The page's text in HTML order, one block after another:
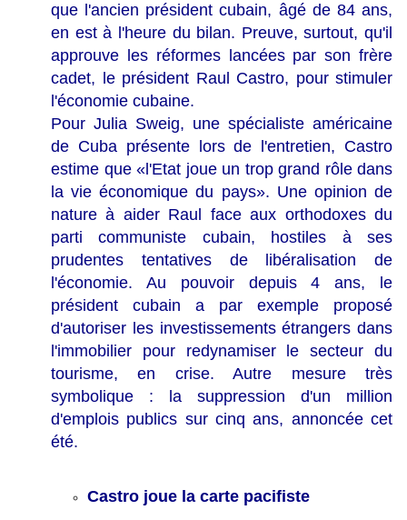
que l'ancien président cubain, âgé de 84 ans,
en est à l'heure du bilan. Preuve, surtout, qu'il
approuve les réformes lancées par son frère
cadet, le président Raul Castro, pour stimuler
l'économie cubaine.
Pour Julia Sweig, une spécialiste américaine
de Cuba présente lors de l'entretien, Castro
estime que «l'Etat joue un trop grand rôle dans
la vie économique du pays». Une opinion de
nature à aider Raul face aux orthodoxes du
parti communiste cubain, hostiles à ses
prudentes tentatives de libéralisation de
l'économie. Au pouvoir depuis 4 ans, le
président cubain a par exemple proposé
d'autoriser les investissements étrangers dans
l'immobilier pour redynamiser le secteur du
tourisme, en crise. Autre mesure très
symbolique : la suppression d'un million
d'emplois publics sur cinq ans, annoncée cet
été.
Castro joue la carte pacifiste